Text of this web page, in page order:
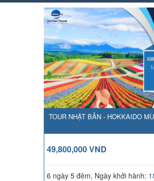
TOUR NHẬT BẢN - HOKKAIDO
49,800,000 VND
6 ngày 5 đêm, Ngày khởi hành: